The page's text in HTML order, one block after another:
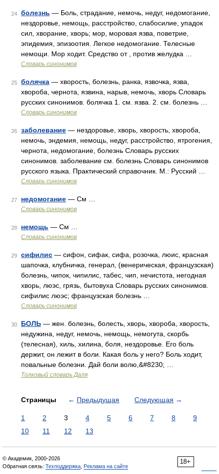
24 болезнь — Боль, страдание, немочь, недуг, недомогание,
нездоровье, немощь, расстройство, слабосилие, упадок
сил, хворание, хворь; мор, моровая язва, поветрие,
эпидемия, эпизоотия. Легкое недомогание. Телесные
немощи. Мор ходит. Средство от , против желудка …
Словарь синонимов
25 болячка — хворость, болезнь, ранка, язвочка, язва,
хвороба, чернота, язвина, нарыв, немочь, хворь Словарь
русских синонимов. болячка 1. см. язва. 2. см. болезнь …
Словарь синонимов
26 заболевание — нездоровье, хворь, хворость, хвороба,
немочь, эндемия, немощь, недуг, расстройство, ятрогения,
чернота, недомогание, болезнь Словарь русских
синонимов. заболевание см. болезнь Словарь синонимов
русского языка. Практический справочник. М.: Русский …
Словарь синонимов
27 недомогание — См …
Словарь синонимов
28 немощь — См …
Словарь синонимов
29 сифилис — сифон, сифак, сифа, розочка, люис, красная
шапочка, клубничка, генерал, (венерическая, французская)
болезнь, чипок, чипилис, табес, чип, нечистота, негодная
хворь, люэс, грязь, бытовуха Словарь русских синонимов.
сифилис люэс; французская болезнь …
Словарь синонимов
30 БОЛЬ — жен. болезнь, болесть, хворь, хвороба, хворость,
недужина, недуг, немочь, немощь, немогута, скорбь
(телесная), хиль, хилина, боля, нездоровье. Его боль
держит, он лежит в боли. Какая боль у него? Боль ходит,
повальные болезни. Дай боли волю,&#8230; …
Толковый словарь Даля
Страницы ← Предыдущая Следующая →
1 2 3 4 5 6 7 8
9
10
11 12 13
18+
© Академик, 2000-2026
Обратная связь: Техподдержка Реклама на сайте